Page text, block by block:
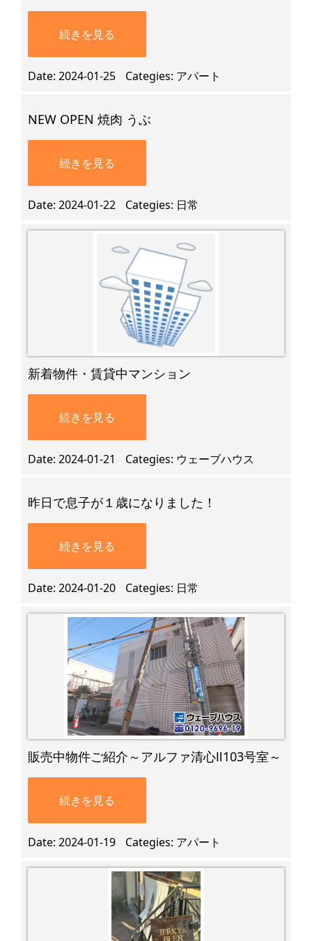
続きを見る
Date 2024-01-25 Categies アパート
NEW OPEN 焼肉 うぶ
続きを見る
Date 2024-01-22 Categies 日常
新着物件・賃貸中マンション
続きを見る
Date 2024-01-21 Categies ウェーブハウス
昨日で息子が１歳になりました！
続きを見る
Date 2024-01-20 Categies 日常
販売中物件ご紹介～アルファ清心Ⅱ103号室～
続きを見る
Date 2024-01-19 Categies アパート